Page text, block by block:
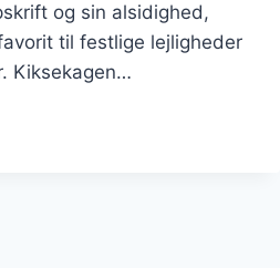
og sin alsidighed,
til festlige lejligheder
Kiksekagen…